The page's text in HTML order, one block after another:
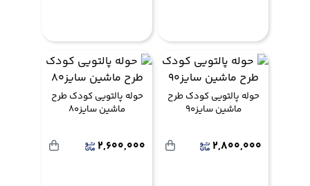
حوله پالتویی کودک طرح
ماشین سایز90
2,800,000
حوله پالتویی کودک طرح
ماشین سایز80
2,600,000